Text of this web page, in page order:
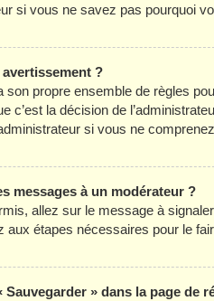
si vous ne savez pas pourquoi
?
son propre ensemble de règles
c’est la décision de
si vous ne
messages à un modérateur ?
allez sur le message à
aux étapes nécessaires pour le
» dans la page de